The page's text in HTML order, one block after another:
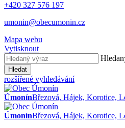
+420 327 576 197
umonin@obecumonin.cz
Mapa webu
Vytisknout
Hledat
rozšířené vyhledávání
ÚmonínBřezová, Hájek, Korotice,
ÚmonínBřezová, Hájek, Korotice,